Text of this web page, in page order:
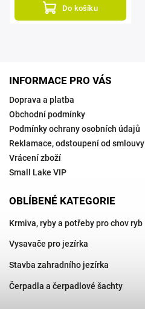
Do košíku
INFORMACE PRO VÁS
Doprava a platba
Obchodní podmínky
Podmínky ochrany osobních údajů
Reklamace, odstoupení od smlouvy
Vrácení zboží
Small Lake VIP
OBLÍBENÉ KATEGORIE
Krmiva, ryby a potřeby pro chov ryb
Vysavače pro jezírka
Stavba zahradního jezírka
Čerpadla a čerpadlové šachty